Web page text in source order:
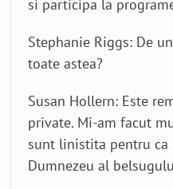
si participa la
Stephanie Riggs: De
toate astea?
Susan Hollern: Este
private. Mi-am facut
sunt linistita pentru ca
Dumnezeu al